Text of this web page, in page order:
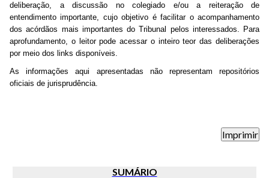
deliberação, a discussão no colegiado e/ou a reiteração de
entendimento importante, cujo objetivo é facilitar o acompanhamento
dos acórdãos mais importantes do Tribunal pelos interessados. Para
aprofundamento, o leitor pode acessar o inteiro teor das deliberações
por meio dos links disponíveis.
As informações aqui apresentadas não representam repositórios
oficiais de jurisprudência.
SUMÁRIO